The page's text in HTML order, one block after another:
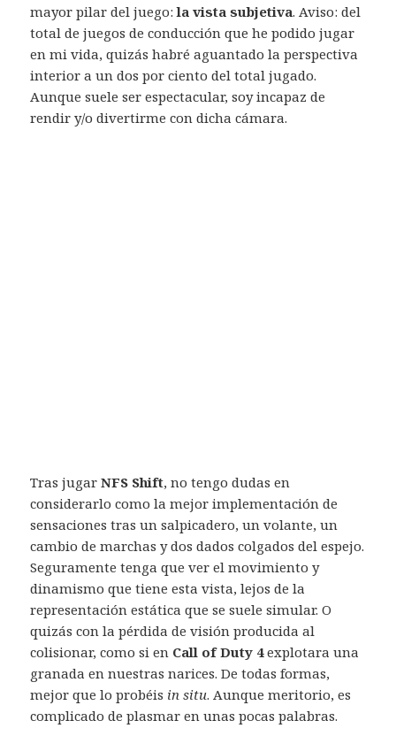
mayor pilar del juego:la vista subjetiva. Aviso: del
total de juegos de conducción que he podido jugar
en mi vida, quizás habré aguantado la perspectiva
interior a un dos por ciento del total jugado.
Aunque suele ser espectacular, soy incapaz de
rendir y/o divertirme con dicha cámara.
Tras jugarNFS Shift, no tengo dudas en
considerarlo como la mejor implementación de
sensaciones tras un salpicadero, un volante, un
cambio de marchas y dos dados colgados del espejo.
Seguramente tenga que ver el movimiento y
dinamismo que tiene esta vista, lejos de la
representación estática que se suele simular. O
quizás con la pérdida de visión producida al
colisionar, como si en Call of Duty 4explotara una
granada en nuestras narices. De todas formas,
mejor que lo probéis in situ. Aunque meritorio, es
complicado de plasmar en unas pocas palabras.